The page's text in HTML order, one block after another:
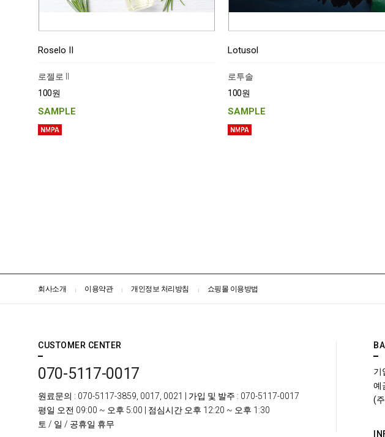
Roselo II
로젤로 II
100원
SAMPLE
Lotusol
로투솔
100원
SAMPLE
회사소개 이용약관 개인정보 처리방침 쇼핑몰 이용방법
CUSTOMER CENTER
070-5117-0017
원료문의 : 070-5117-3859, 0017, 0021 | 가입 및 발주 : 070-5117-0017
평일 오전 09:00 ~ 오후 5:00 | 점심시간 오후 12:20 ~ 오후 1:30
토 / 일 / 공휴일 휴무
기
예
(